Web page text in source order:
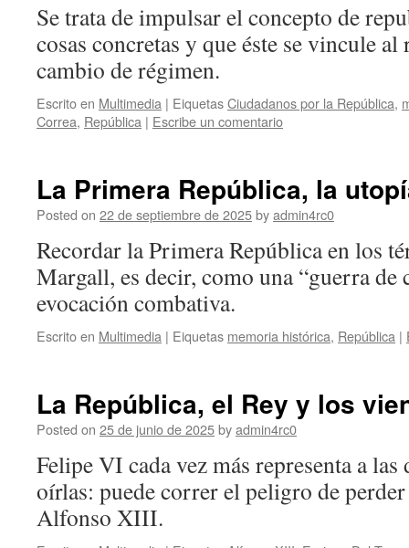
Se trata de impulsar el concepto de
cosas concretas y que éste se vincule
cambio de régimen.
Escrito en Multimedia | EiquetasCiudadanos por la República,
Correa, República | Escribe un comentario
La Primera República, la
Posted on 22 de septiembre de 2025byadmin4rc0
Recordar la Primera República en los
Margall, es decir, como una “guerra de
evocación combativa.
Escrito en Multimedia | Eiquetas memoria histórica, República |
La República, el Rey y los
Posted on 25 de junio de 2025byadmin4rc0
Felipe VI cada vez más representa a las
oírlas: puede correr el peligro de
Alfonso XIII.